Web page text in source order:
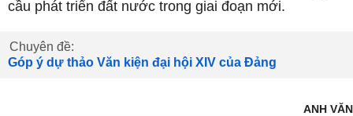
cầu phát triển đất nước trong giai đoạn mới.
Chuyên đề:
Góp ý dự thảo Văn kiện đại hội XIV của Đảng
ANH VĂN